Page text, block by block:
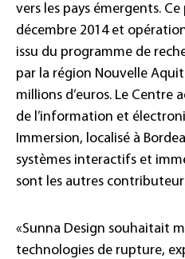
vers les pays émergents.
décembre 2014 et
issu du programme de
par la région Nouvelle
millions d’euros. Le Centre
de l’information et
Immersion, localisé à
systèmes interactifs et
sont les autres
«Sunna Design souhaitait
technologies de rupture,